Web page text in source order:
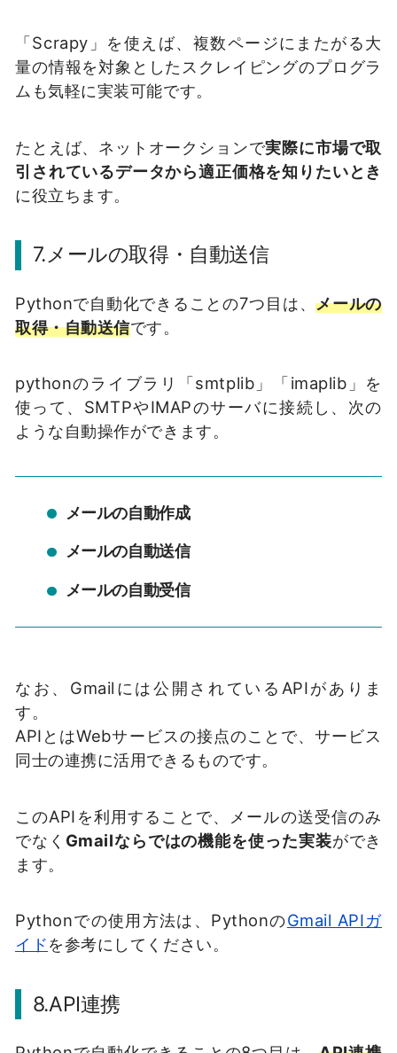
「Scrapy」を使えば、複数ページにまたがる大
量の情報を対象としたスクレイピングのプログラ
ムも気軽に実装可能です。
たとえば、ネットオークションで実際に市場で取
引されているデータから適正価格を知りたいとき
に役立ちます。
7.メールの取得・自動送信
Pythonで自動化できることの7つ目は、メールの
取得・自動送信です。
pythonのライブラリ「smtplib」「imaplib」を
使って、SMTPやIMAPのサーバに接続し、次の
ような自動操作ができます。
メールの自動作成
メールの自動送信
メールの自動受信
なお、Gmailには公開されているAPIがありま
す。
APIとはWebサービスの接点のことで、サービス
同士の連携に活用できるものです。
このAPIを利用することで、メールの送受信のみ
でなく Gmailならではの機能を使った実装ができ
ます。
Pythonでの使用方法は、PythonのGmail APIガ
イドを参考にしてください。
8.API連携